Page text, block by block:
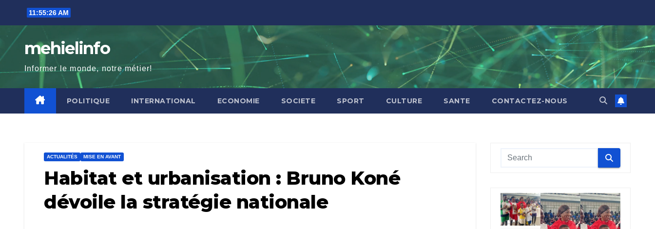
content
11:55:28 AM
mehielinfo
Informer le monde, notre métier!
POLITIQUE INTERNATIONAL ECONOMIE SOCIETE SPORT CULTURE SANTE CONTACTEZ-NOUS
ACTUALITÉS MISE EN AVANT
Habitat et urbanisation : Bruno Koné
dévoile la stratégie nationale